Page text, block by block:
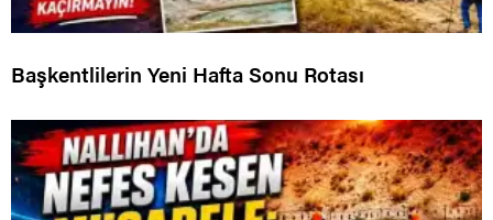
Başkentlilerin Yeni Hafta Sonu Rotası